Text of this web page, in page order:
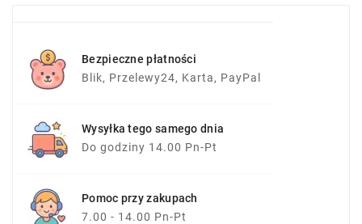
Bezpieczne płatności
Blik, Przelewy24, Karta, PayPal
Wysyłka tego samego dnia
Do godziny 14.00 Pn-Pt
Pomoc przy zakupach
7.00 - 14.00 Pn-Pt